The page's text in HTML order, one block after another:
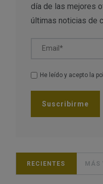
día de las mejores
últimas noticias de
Email*
He leído y acepto la
RECIENTES MÁS